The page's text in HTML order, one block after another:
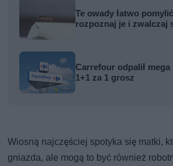
Te owady łatwo
rozpoznaj je i zwalczaj
Carrefour odpalił
1+1 za 1 grosz
Wiosną najczęściej spotyka się matki,
gniazda, ale mogą to być również